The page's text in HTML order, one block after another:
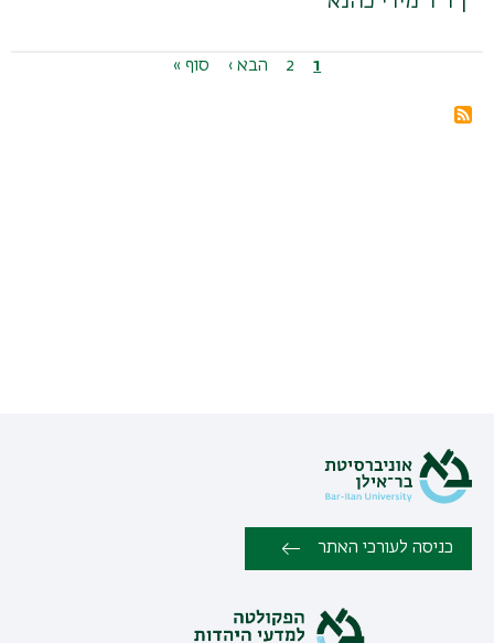
דף
1 דף
2
הדף
הבא ›
הדף
סוף »
מנוי
כניסה לעורכי האתר